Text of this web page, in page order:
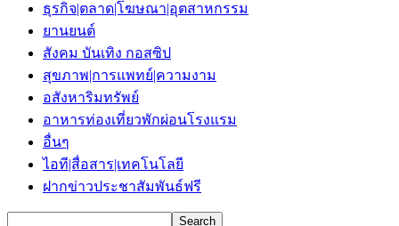
ธุรกิจ|ตลาด|โฆษณา|อุตสาหกรรม
ยานยนต์
สังคม บันเทิง กอสซิป
สุขภาพ|การแพทย์|ความงาม
อสังหาริมทรัพย์
อาหารท่องเที่ยวพักผ่อนโรงแรม
อื่นๆ
ไอที|สื่อสาร|เทคโนโลยี
ฝากข่าวประชาสัมพันธ์ฟรี